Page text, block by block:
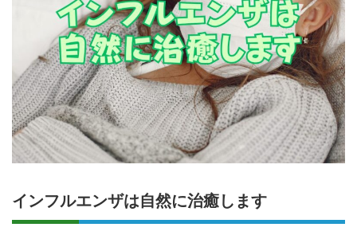
インフルエンザは自然に治癒します